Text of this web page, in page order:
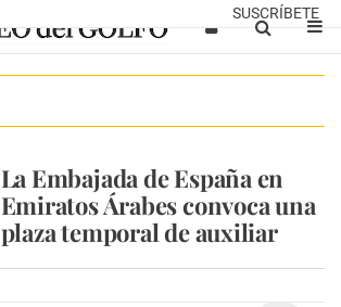
SUSCRÍBETE
La Embajada de España en
Emiratos Árabes convoca una
plaza temporal de auxiliar